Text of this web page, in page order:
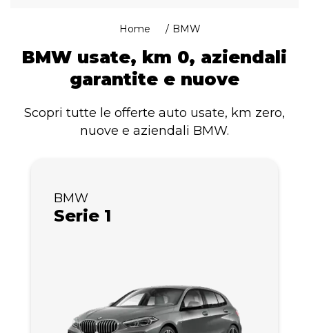
Home BMW
BMW usate, km 0, aziendali
garantite e nuove
Scopri tutte le offerte auto usate, km zero,
nuove e aziendali BMW.
BMW
Serie 1